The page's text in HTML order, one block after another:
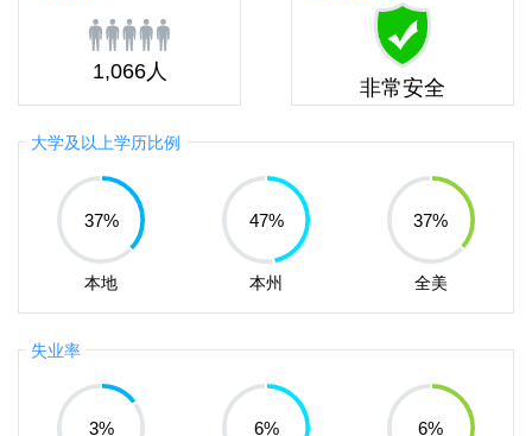
1,066人
非常安全
大学及以上学历比例
37%
本地
47%
本州
37%
全美
失业率
3% 6% 6%